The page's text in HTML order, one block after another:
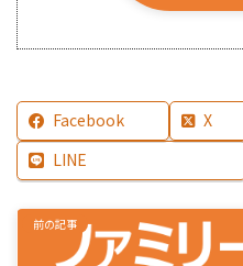
Facebook X
LINE
前の記事